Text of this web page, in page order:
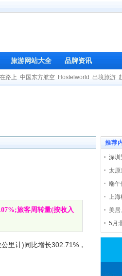
旅游网站大全 品牌资讯
在路上 中国东方航空 Hostelworld 出境旅游
旅客周转量(按收入
里计)同比增长302.71%，
推荐
深圳
太原
端午
上海
美居
5月